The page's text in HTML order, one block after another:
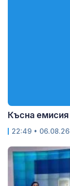
Късна емисия
22:49 • 06.08.26